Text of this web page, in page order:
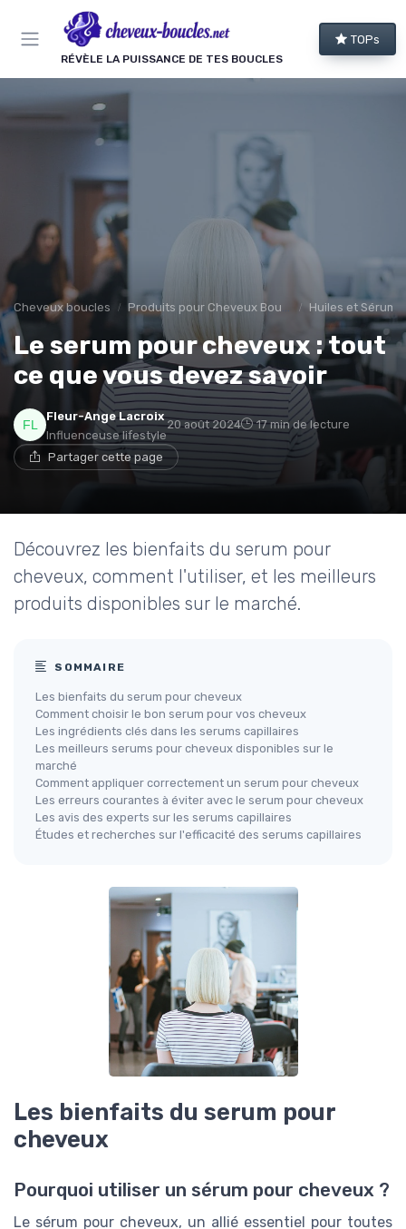
RÉVÈLE LA PUISSANCE DE TES BOUCLES
TOPs
Cheveux boucles Produits pour Cheveux Bouclés et Texturés Huiles et Sérums
Le serum pour cheveux : tout
ce que vous devez savoir
Fleur-Ange Lacroix
Influenceuse lifestyle
20 août 2024 17 min de lecture
Partager cette page
Découvrez les bienfaits du serum pour
cheveux, comment l'utiliser, et les meilleurs
produits disponibles sur le marché.
SOMMAIRE
Les bienfaits du serum pour cheveux
Comment choisir le bon serum pour vos cheveux
Les ingrédients clés dans les serums capillaires
Les meilleurs serums pour cheveux disponibles sur le
marché
Comment appliquer correctement un serum pour cheveux
Les erreurs courantes à éviter avec le serum pour cheveux
Les avis des experts sur les serums capillaires
Études et recherches sur l'efficacité des serums capillaires
Les bienfaits du serum pour
cheveux
Pourquoi utiliser un sérum pour cheveux ?
Le sérum pour cheveux, un allié essentiel pour toutes
Panneau de gestion des cookies